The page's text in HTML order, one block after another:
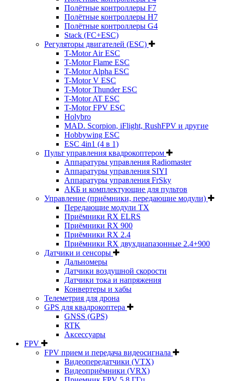
Полётные контроллеры F7
Полётные контроллеры H7
Полётные контроллеры G4
Stack (FC+ESC)
Регуляторы двигателей (ESC)
T-Motor Air ESC
T-Motor Flame ESC
T-Motor Alpha ESC
T-Motor V ESC
T-Motor Thunder ESC
T-Motor AT ESC
T-Motor FPV ESC
Holybro
MAD. Scorpion, iFlight, RushFPV и другие
Hobbywing ESC
ESC 4in1 (4 в 1)
Пульт управления квадрокоптером
Аппаратуры управления Radiomaster
Аппаратуры управления SIYI
Аппаратуры управления FrSky
АКБ и комплектующие для пультов
Управление (приёмники, передающие модули)
Передающие модули TX
Приёмники RX ELRS
Приёмники RX 900
Приёмники RX 2.4
Приёмники RX двухдиапазонные 2.4+900
Датчики и сенсоры
Дальномеры
Датчики воздушной скорости
Датчики тока и напряжения
Конвертеры и хабы
Телеметрия для дрона
GPS для квадрокоптера
GNSS (GPS)
RTK
Аксессуары
FPV
FPV прием и передача видеосигнала
Видеопередатчики (VTX)
Видеоприёмники (VRX)